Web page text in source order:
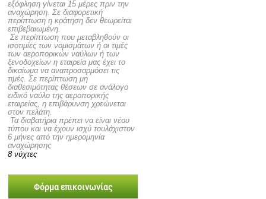
εξόφληση γίνεται 15 μέρες πριν την
αναχώρηση. Σε διαφορετική
περίπτωση η κράτηση δεν θεωρείται
επιβεβαιωμένη.
περίπτωση που μεταβληθούν οι
ισοτιμίες των νομισμάτων ή οι τιμές
των αεροπορικών ναύλων ή των
ξενοδοχείων η εταιρεία μας έχει το
δικαίωμα να αναπροσαρμόσει τις
τιμές. Σε περίπτωση μη
διαθεσιμότητας θέσεων σε ανάλογο
ειδικό ναύλο της αεροπορικής
εταιρείας, η επιβάρυνση χρεώνεται
στον πελάτη.
διαβατήρια πρέπει να είναι νέου
τύπου και να έχουν ισχύ τουλάχιστον
6 μήνες από την ημερομηνία
αναχώρησης
8 νύχτες
Φόρμα επικοινωνίας